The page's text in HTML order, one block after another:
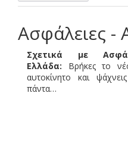
Ασφάλειες -
Σχετικά με
Ελλάδα: Βρήκες το
αυτοκίνητο και
πάντα…